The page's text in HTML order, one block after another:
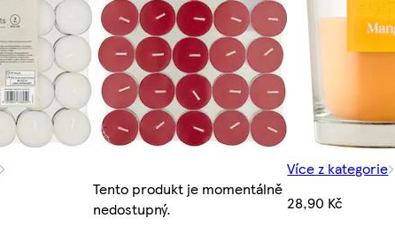
Tento produkt je momentálně
nedostupný.
Více z kategorie
28,90 Kč